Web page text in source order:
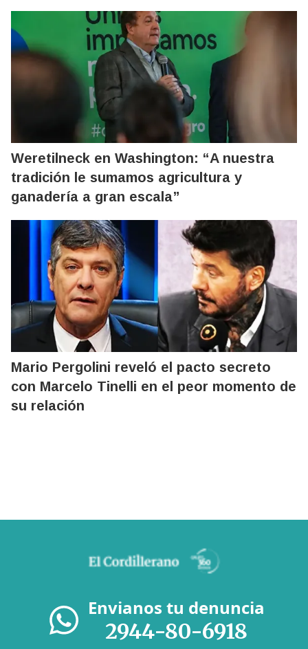
Weretilneck en Washington: “A nuestra
tradición le sumamos agricultura y
ganadería a gran escala”
Mario Pergolini reveló el pacto secreto
con Marcelo Tinelli en el peor momento de
su relación
Envianos tu denuncia
2944-80-6918